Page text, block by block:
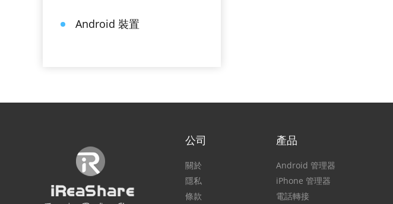
Android 裝置
公司
關於
隱私
條款
產品
Android 管理器
iPhone 管理器
電話轉接